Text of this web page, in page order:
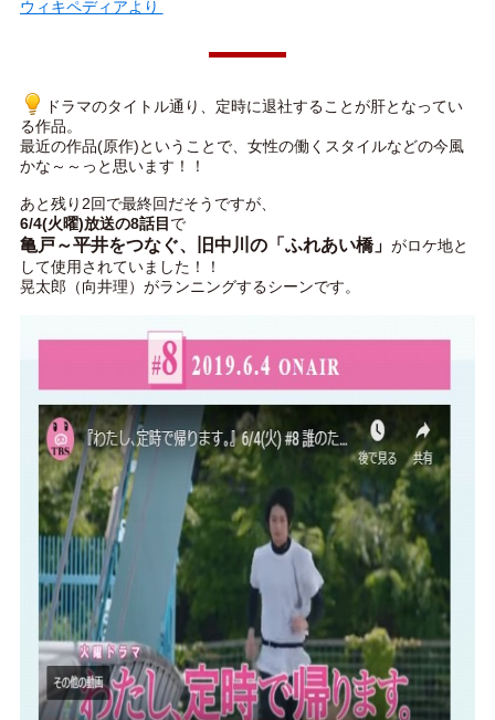
ウィキペディアより
ドラマのタイトル通り、定時に退社することが肝となってい
る作品。
最近の作品(原作)ということで、女性の働くスタイルなどの今風
かな～～っと思います！！
あと残り2回で最終回だそうですが、
6/4(火曜)放送の8話目で
亀戸～平井をつなぐ、旧中川の「ふれあい橋」 がロケ地と
して使用されていました！！
晃太郎（向井理）がランニングするシーンです。